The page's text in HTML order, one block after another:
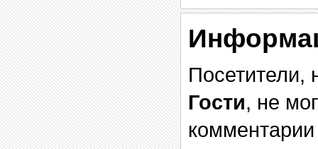
Посетители,
Гости, не